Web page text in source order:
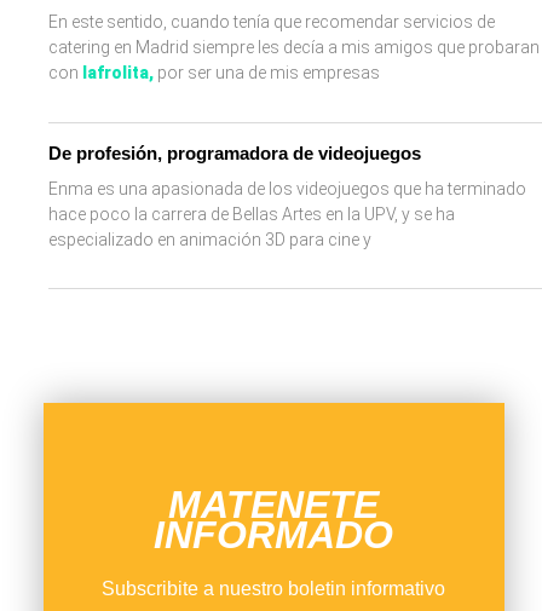
En este sentido, cuando tenía que recomendar servicios de
catering en Madrid siempre les decía a mis amigos que probaran
con lafrolita, por ser una de mis empresas
De profesión, programadora de videojuegos
Enma es una apasionada de los videojuegos que ha terminado
hace poco la carrera de Bellas Artes en la UPV, y se ha
especializado en animación 3D para cine y
MATENETE
INFORMADO
Subscribite a nuestro boletin informativo